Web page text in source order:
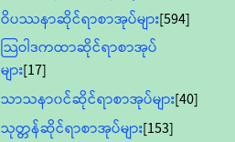
ဝိပဿနာဆိုင်ရာစာအုပ်များ[594]
သြဝါဒကထာဆိုင်ရာစာအုပ်
များ[17]
သာသနာ၀င်ဆိုင်ရာစာအုပ်များ[40]
သုတ္တန်ဆိုင်ရာစာအုပ်များ[153]